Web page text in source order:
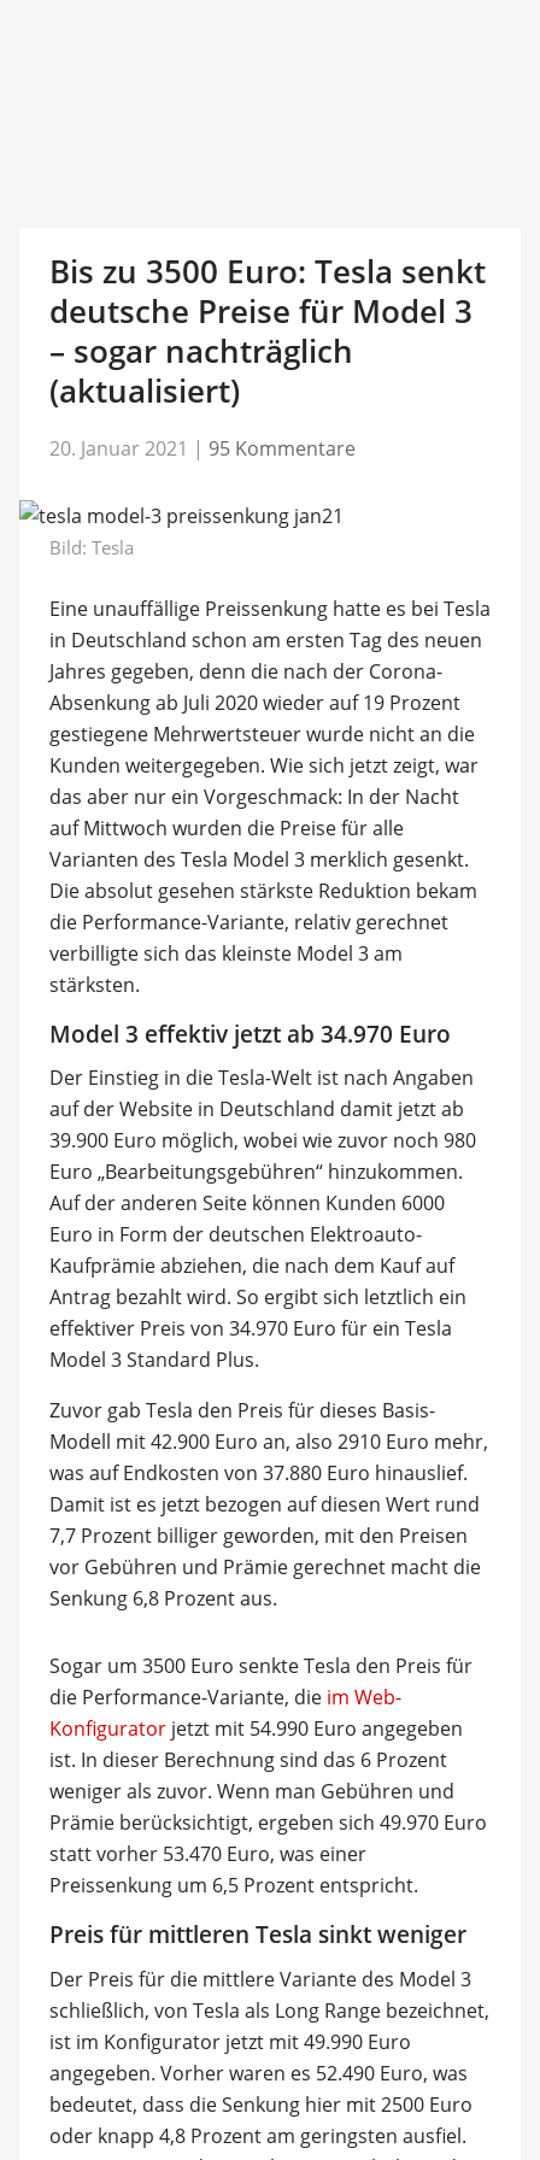
Bis zu 3500 Euro: Tesla senkt
deutsche Preise für Model 3
– sogar nachträglich
(aktualisiert)
20. Januar 2021 | 95 Kommentare
Bild: Tesla
Eine unauffällige Preissenkung hatte es bei Tesla
in Deutschland schon am ersten Tag des neuen
Jahres gegeben, denn die nach der Corona-
Absenkung ab Juli 2020 wieder auf 19 Prozent
gestiegene Mehrwertsteuer wurde nicht an die
Kunden weitergegeben. Wie sich jetzt zeigt, war
das aber nur ein Vorgeschmack: In der Nacht
auf Mittwoch wurden die Preise für alle
Varianten des Tesla Model 3 merklich gesenkt.
Die absolut gesehen stärkste Reduktion bekam
die Performance-Variante, relativ gerechnet
verbilligte sich das kleinste Model 3 am
stärksten.
Model 3 effektiv jetzt ab 34.970 Euro
Der Einstieg in die Tesla-Welt ist nach Angaben
auf der Website in Deutschland damit jetzt ab
39.900 Euro möglich, wobei wie zuvor noch 980
Euro „Bearbeitungsgebühren“ hinzukommen.
Auf der anderen Seite können Kunden 6000
Euro in Form der deutschen Elektroauto-
Kaufprämie abziehen, die nach dem Kauf auf
Antrag bezahlt wird. So ergibt sich letztlich ein
effektiver Preis von 34.970 Euro für ein Tesla
Model 3 Standard Plus.
Zuvor gab Tesla den Preis für dieses Basis-
Modell mit 42.900 Euro an, also 2910 Euro mehr,
was auf Endkosten von 37.880 Euro hinauslief.
Damit ist es jetzt bezogen auf diesen Wert rund
7,7 Prozent billiger geworden, mit den Preisen
vor Gebühren und Prämie gerechnet macht die
Senkung 6,8 Prozent aus.
Sogar um 3500 Euro senkte Tesla den Preis für
die Performance-Variante, die im Web-
Konfiguratorjetzt mit 54.990 Euro angegeben
ist. In dieser Berechnung sind das 6 Prozent
weniger als zuvor. Wenn man Gebühren und
Prämie berücksichtigt, ergeben sich 49.970 Euro
statt vorher 53.470 Euro, was einer
Preissenkung um 6,5 Prozent entspricht.
Preis für mittleren Tesla sinkt weniger
Der Preis für die mittlere Variante des Model 3
schließlich, von Tesla als Long Range bezeichnet,
ist im Konfigurator jetzt mit 49.990 Euro
angegeben. Vorher waren es 52.490 Euro, was
bedeutet, dass die Senkung hier mit 2500 Euro
oder knapp 4,8 Prozent am geringsten ausfiel.